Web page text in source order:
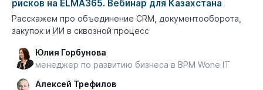
рисков на ELMA365. Вебинар для Казахстана
Расскажем про объединение CRM, документооборота,
закупок и ИИ в сквозной процесс
Юлия Горбунова
менеджер по развитию бизнеса в BPM Wone IT
Алексей Трефилов